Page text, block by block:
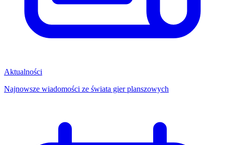
Aktualności
Najnowsze wiadomości ze świata gier planszowych